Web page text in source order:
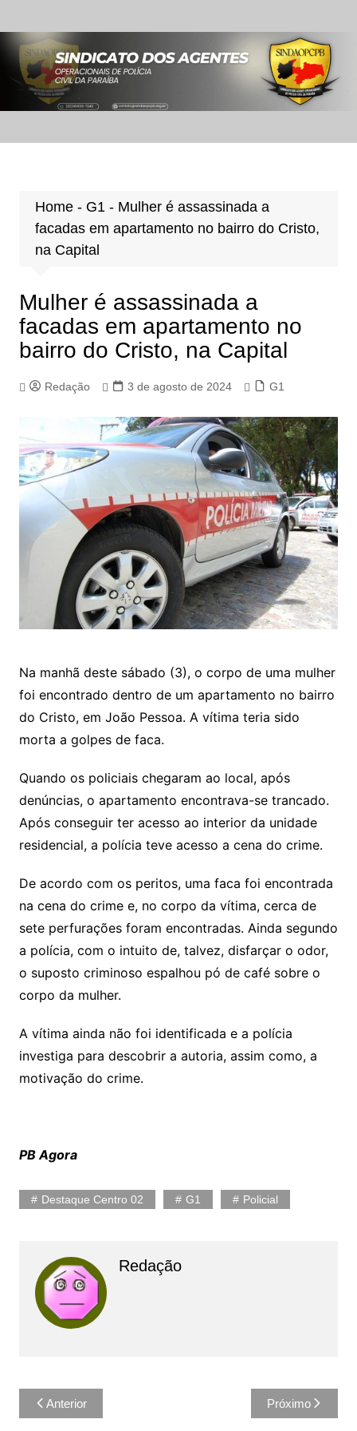
para
conteúdo
Home- G1 - Mulher é assassinada a
facadas em apartamento no bairro do Cristo,
na Capital
Mulher é assassinada a
facadas em apartamento no
bairro do Cristo, na Capital
Redação 3 de agosto de 2024 G1
Na manhã deste sábado (3), o corpo de uma mulher
foi encontrado dentro de um apartamento no bairro
do Cristo, em João Pessoa. A vítima teria sido
morta a golpes de faca.
Quando os policiais chegaram ao local, após
denúncias, o apartamento encontrava-se trancado.
Após conseguir ter acesso ao interior da unidade
residencial, a polícia teve acesso a cena do crime.
De acordo com os peritos, uma faca foi encontrada
na cena do crime e, no corpo da vítima, cerca de
sete perfurações foram encontradas. Ainda segundo
a polícia, com o intuito de, talvez, disfarçar o odor,
o suposto criminoso espalhou pó de café sobre o
corpo da mulher.
A vítima ainda não foi identificada e a polícia
investiga para descobrir a autoria, assim como, a
motivação do crime.
PB Agora
Destaque Centro 02 G1 Policial
Redação
Navegação
de
Anterior Próximo